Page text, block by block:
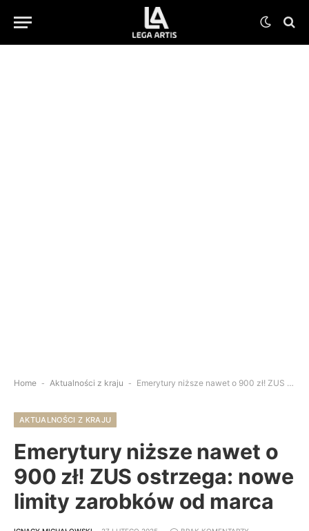
Home - Aktualności z kraju - Emerytury niższe nawet o 900 zł! ZUS ostrzega: nowe limity zarobków od marca
AKTUALNOŚCI Z KRAJU
Emerytury niższe nawet o
900 zł! ZUS ostrzega: nowe
limity zarobków od marca